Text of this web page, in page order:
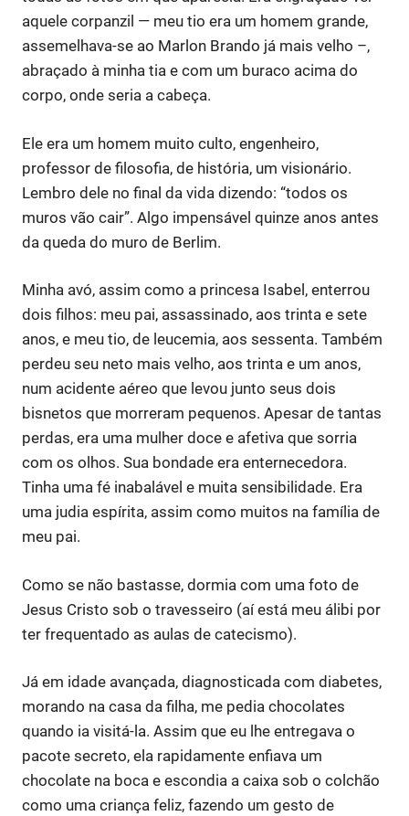
aquele corpanzil — meu tio era um homem grande,
assemelhava-se ao Marlon Brando já mais velho –,
abraçado à minha tia e com um buraco acima do
corpo, onde seria a cabeça.
Ele era um homem muito culto, engenheiro,
professor de filosofia, de história, um visionário.
Lembro dele no final da vida dizendo: “todos os
muros vão cair”. Algo impensável quinze anos antes
da queda do muro de Berlim.
Minha avó, assim como a princesa Isabel, enterrou
dois filhos: meu pai, assassinado, aos trinta e sete
anos, e meu tio, de leucemia, aos sessenta. Também
perdeu seu neto mais velho, aos trinta e um anos,
num acidente aéreo que levou junto seus dois
bisnetos que morreram pequenos. Apesar de tantas
perdas, era uma mulher doce e afetiva que sorria
com os olhos. Sua bondade era enternecedora.
Tinha uma fé inabalável e muita sensibilidade. Era
uma judia espírita, assim como muitos na família de
meu pai.
Como se não bastasse, dormia com uma foto de
Jesus Cristo sob o travesseiro (aí está meu álibi por
ter frequentado as aulas de catecismo).
Já em idade avançada, diagnosticada com diabetes,
morando na casa da filha, me pedia chocolates
quando ia visitá-la. Assim que eu lhe entregava o
pacote secreto, ela rapidamente enfiava um
chocolate na boca e escondia a caixa sob o colchão
como uma criança feliz, fazendo um gesto de